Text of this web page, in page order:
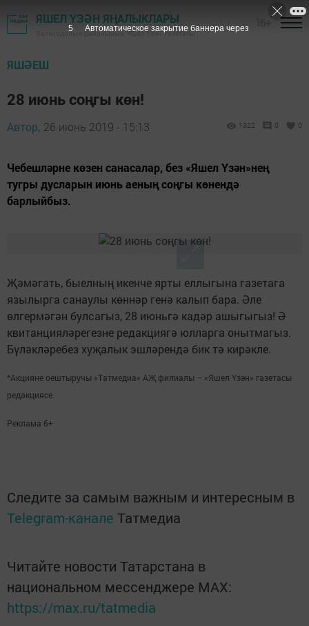
ЯШЕЛ ҮЗӘН ЯҢАЛЫКЛАРЫ
Зеленодольск районының "Яшел Үзән" газетасы
ЯШӘЕШ
28 июнь соңгы көн!
Автор, 26 июнь 2019 - 15:13 1322 0 0
Чебешләрне көзен санасалар, без «Яшел Үзән»нең
тугры дусларын июнь аеның соңгы көнендә
барлыйбыз.
Җәмәгать, быелның икенче ярты еллыгына газетага
язылырга санаулы көннәр генә калып бара. Әле
өлгермәгән булсагыз, 28 июньгә кадәр ашыгыгыз! Ә
квитанцияләрегезне редакциягә юлларга онытмагыз.
Бүләкләребез хуҗалык эшләрендә бик тә кирәкле.
*Акцияне оештыручы «Татмедиа« АҖ филиалы – «Яшел Үзән» газетасы
редакциясе.
Реклама 6+
Следите за самым важным и интересным в
Telegram-канале Татмедиа
Читайте новости Татарстана в
национальном мессенджере MАХ:
https://max.ru/tatmedia
4 Автоматическое закрытие баннера через